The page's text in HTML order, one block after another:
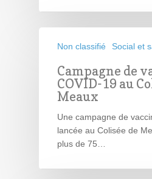
Non classifié Social et
Campagne de
COVID-19 au
Meaux
Une campagne de
lancée au Colisée de
plus de 75…